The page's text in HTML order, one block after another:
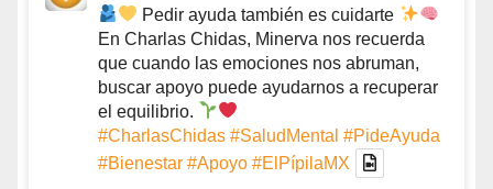
Pedir ayuda también es cuidarte
En Charlas Chidas, Minerva nos recuerda
que cuando las emociones nos abruman,
buscar apoyo puede ayudarnos a recuperar
el equilibrio.
#CharlasChidas #SaludMental #PideAyuda
#Bienestar #Apoyo #ElPípilaMX